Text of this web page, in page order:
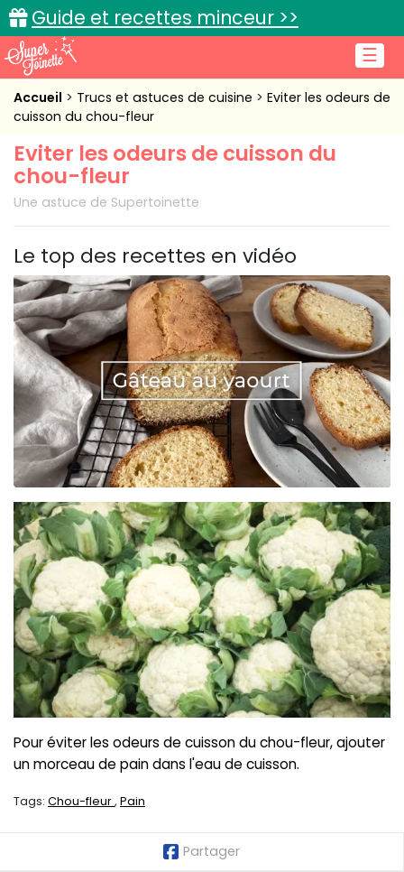
☰
Guide et recettes minceur >>
Accueil
Cuisine pratique
Connexion
Accueil Trucs et astuces de cuisine
Eviter les odeurs de
cuisson du chou-fleur
Eviter les odeurs de cuisson du
chou-fleur
Une astuce de Supertoinette
Le top des recettes en vidéo
Pour éviter les odeurs de cuisson du chou-fleur, ajouter
un morceau de pain dans l'eau de cuisson.
Tags: Chou-fleur Pain
Partager